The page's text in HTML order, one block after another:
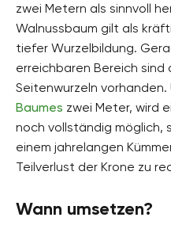
zwei Metern als sinnvoll
Walnussbaum gilt als
tiefer Wurzelbildung.
erreichbaren Bereich sind
Seitenwurzeln
Baumes zwei Meter, wird
noch vollständig möglich,
einem jahrelangen
Teilverlust der Krone zu
Wann umsetzen?